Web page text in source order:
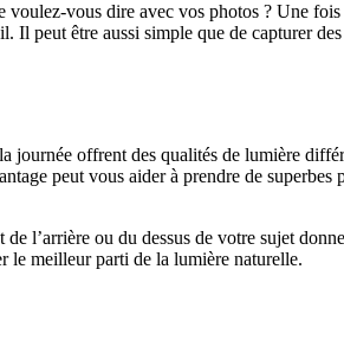
vous dire avec vos photos ? Une
Il peut être aussi simple que de capturer
journée offrent des qualités de lumière
peut vous aider à prendre de superbes
l’arrière ou du dessus de votre sujet
le meilleur parti de la lumière naturelle.